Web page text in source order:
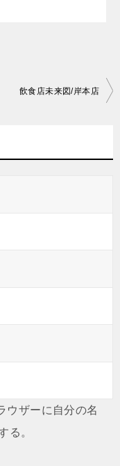
飲食店未来図/岸本店
ウザーに自分の名
る。